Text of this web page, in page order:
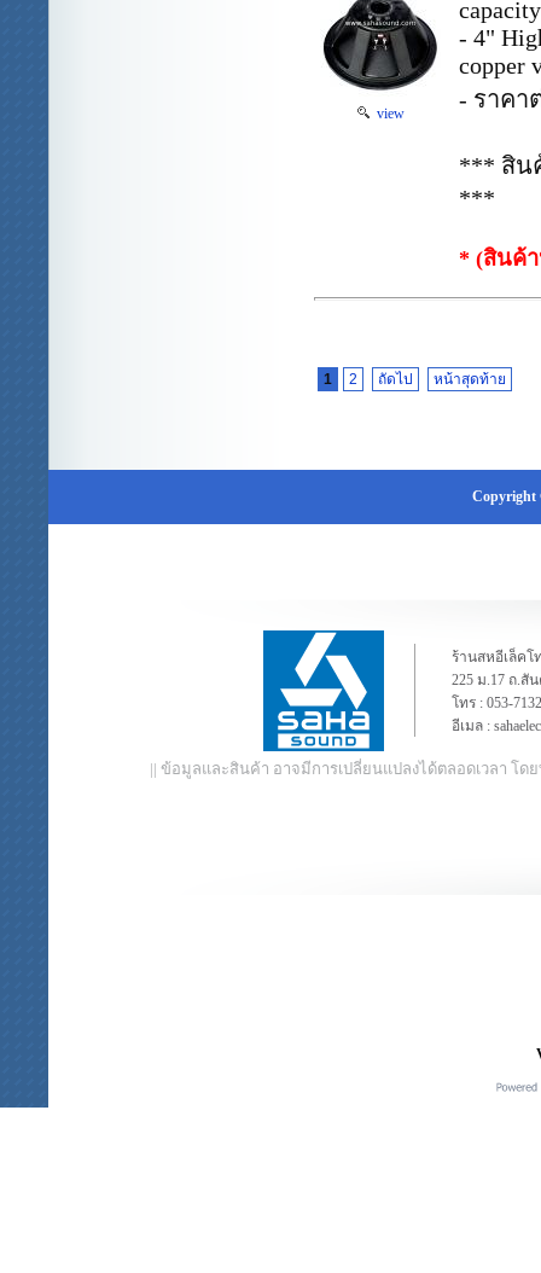
view
- 4"
copper
- ราคา
*** สิน
***
* (สินค้
1 2 ถัดไป หน้าสุดท้าย
Copyright
ร้านสหอีเล็คโ
225 ม.17 ถ.สั
โทร : 053-
อีเมล :
|| ข้อมูลและสินค้า อาจมีการเปลี่ยนแปลงได้ตลอดเวลา โ